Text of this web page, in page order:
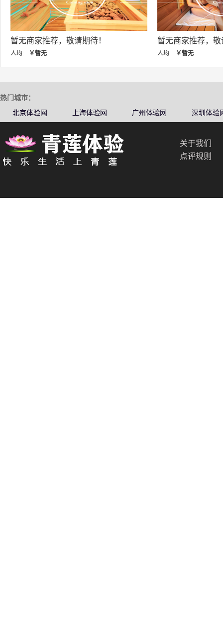
请期待！ 暂无商家推荐，敬请期待！
热门城市：
北京体验网
上海体验网 广州体验网 深圳体验
关于我们
点评规则